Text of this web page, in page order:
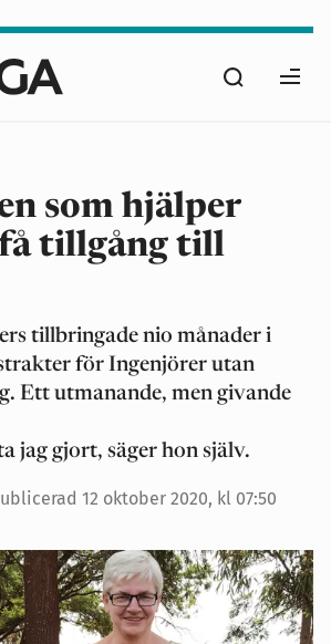
Sök
som hjälper
tillgång till
tillbringade nio månader i
för Ingenjörer utan
Ett utmanande, men givande
jag gjort, säger hon själv.
12 oktober 2020, kl 07:50